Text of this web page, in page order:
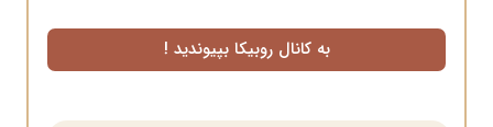
به کانال روبیکا بپیوندید !